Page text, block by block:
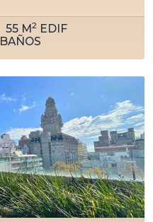
55 M2 EDIF
BAÑOS